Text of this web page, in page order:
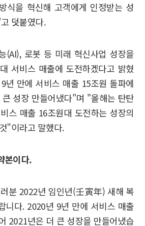
식을 혁신해 고객에게 인정받는 성
덧붙였다.
(AI), 로봇 등 미래 혁신사업 성장을
서비스 매출에 도전하겠다고 밝혔
년 만에 서비스 매출 15조원 돌파에
성장 만들어냈다"며 "올해는 탄탄
스 매출 16조원대 도전하는 성장의
"이라고 말했다.
본이다.
분 2022년 임인년(壬寅年) 새해 복
니다. 2020년 9년 만에 서비스 매출
2021년은 더 큰 성장을 만들어냈습